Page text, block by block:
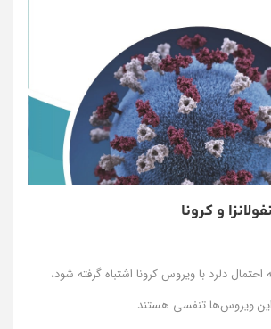
و کرونا
دلرد با ویروس کرونا اشتباه گرفته شود،
این ویروس‌ها تنفسی هستند…